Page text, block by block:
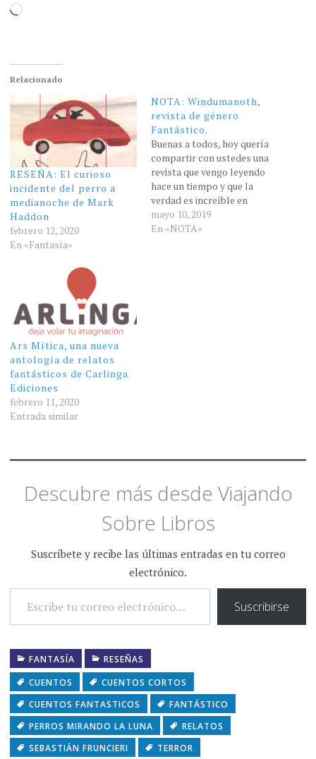
Cargando...
Relacionado
RESEÑA: El curioso
incidente del perro a
medianoche de Mark
Haddon
febrero 12, 2020
En «Fantasía»
NOTA: Windumanoth,
revista de género
Fantástico.
Buenas a todos, hoy quería
compartir con ustedes una
revista que vengo leyendo
hace un tiempo y que la
verdad es increíble en
cuanto a la calidad, a la
información y todo en todo
mayo 10, 2019
En «NOTA»
Ars Mítica, una nueva
antología de relatos
fantásticos de Carlinga
Ediciones
febrero 11, 2020
Entrada similar
Descubre más desde Viajando
Sobre Libros
Suscríbete y recibe las últimas entradas en tu correo
electrónico.
ESCRIBE TU CORREO ELECTRÓNICO…
Suscribirse
FANTASÍA
RESEÑAS
CUENTOS
CUENTOS CORTOS
CUENTOS FANTASTICOS
FANTÁSTICO
PERROS MIRANDO LA LUNA
RELATOS
SEBASTIÁN FRUNCIERI
TERROR